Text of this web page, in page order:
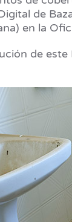
de
en la
de